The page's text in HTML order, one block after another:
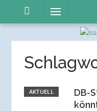
Inhalt
Menü
AKTUELL
DB-